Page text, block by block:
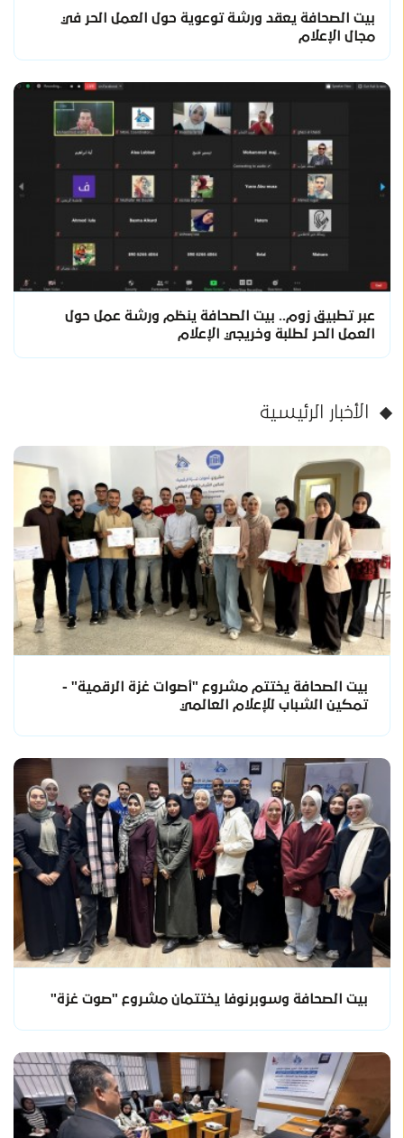
بيت الصحافة يعقد ورشة توعوية حول العمل الحر في
مجال الإعلام
عبر تطبيق زوم.. بيت الصحافة ينظم ورشة عمل حول
العمل الحر لطلبة وخريجي الإعلام
الأخبار الرئيسية
بيت الصحافة يختتم مشروع "أصوات غزة الرقمية" -
تمكين الشباب للإعلام العالمي
بيت الصحافة وسوبرنوفا يختتمان مشروع "صوت غزة"